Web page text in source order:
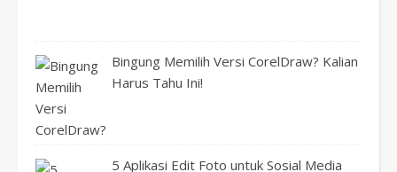
Bingung Memilih Versi CorelDraw? Kalian
Harus Tahu Ini!
5 Aplikasi Edit Foto untuk Sosial Media